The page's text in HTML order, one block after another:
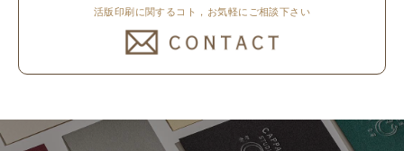
活版印刷に関するコト，お気軽にご相談下さい